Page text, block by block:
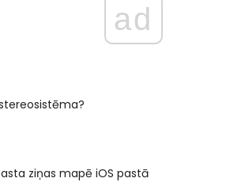
ad
stereosistēma?
ziņas mapē iOS pastā